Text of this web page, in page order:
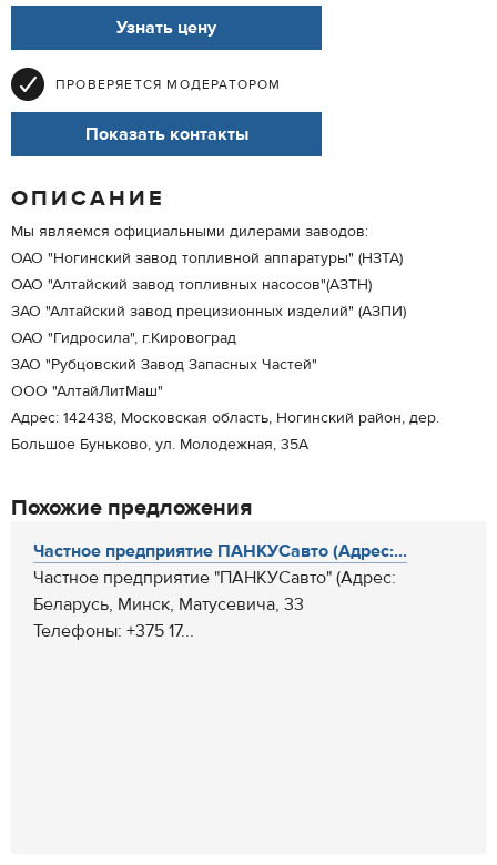
Узнать цену
ПРОВЕРЯЕТСЯ МОДЕРАТОРОМ
Показать контакты
ОПИСАНИЕ
Мы являемся официальными дилерами заводов:
ОАО "Ногинский завод топливной аппаратуры" (НЗТА)
ОАО "Алтайский завод топливных насосов"(АЗТН)
ЗАО "Алтайский завод прецизионных изделий" (АЗПИ)
ОАО "Гидросила", г.Кировоград
ЗАО "Рубцовский Завод Запасных Частей"
ООО "АлтайЛитМаш"
Адрес: 142438, Московская область, Ногинский район, дер.
Большое Буньково, ул. Молодежная, 35А
Похожие предложения
Частное предприятие ПАНКУСавто (Адрес:...
Частное предприятие "ПАНКУСавто" (Адрес:
Беларусь, Минск, Матусевича, 33
Телефоны: +375 17...